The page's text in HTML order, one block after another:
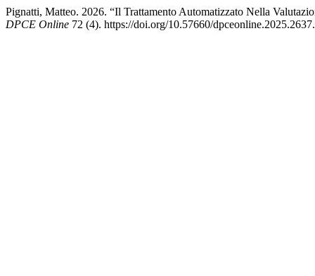
Pignatti, Matteo. 2026. “Il Trattamento Automatizzato Nella
DPCE Online 72 (4). https://doi.org/10.57660/dpceonline.2025.2637.